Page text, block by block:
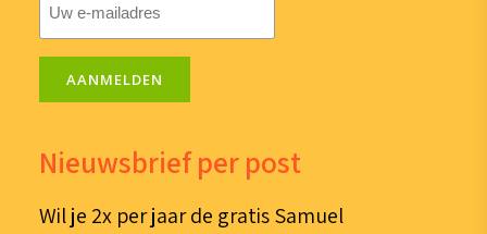
mailadres
AANMELDEN
Nieuwsbrief per post
Wil je 2x per jaar de gratis Samuel